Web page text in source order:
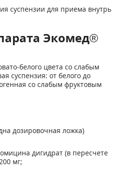
суспензии для приема внутрь
Экомед®
белого цвета со слабым
суспензия: от белого до
со слабым фруктовым
дозировочная ложка)
дигидрат (в пересчете
мг;